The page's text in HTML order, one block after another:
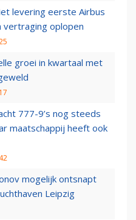
levering eerste Airbus
vertraging oplopen
groei in kwartaal met
777-9’s nog steeds
maatschappij heeft ook
mogelijk ontsnapt
Leipzig